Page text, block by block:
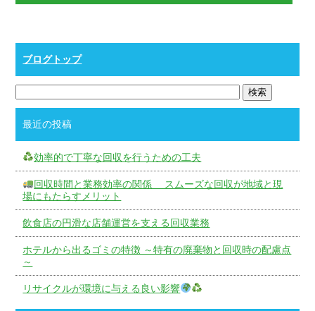
ブログトップ
最近の投稿
効率的で丁寧な回収を行うための工夫
回収時間と業務効率の関係 スムーズな回収が地域と現
場にもたらすメリット
飲食店の円滑な店舗運営を支える回収業務
ホテルから出るゴミの特徴 ～特有の廃棄物と回収時の配慮点
～
リサイクルが環境に与える良い影響